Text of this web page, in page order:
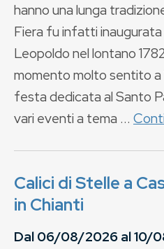
hanno una lunga
Fiera fu infatti inaugurata
Leopoldo nel lontano
momento molto sentito a
festa dedicata al Santo
vari eventi a tema ...
Calici di Stelle a
in Chianti
Dal06/08/2026al10/